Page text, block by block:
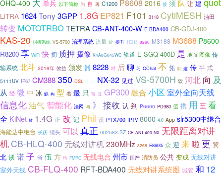
OHQ-400 大 单兵 以下简称 为 自 再 C1200 P8608 2016 拨 须 队 让 建
LiTRA 1624Tony 3GPP 1.8G EP821 F101 3118 CytiMESH 油田
转变 MOTOTRBO TETRACB-ANT-400-W E-BDA400 CB-GDJ-400
KAS-20 指挥系统 VS-5700 治理系统 流量 处 提升 1日起 8260 M3188 M3688 P8600
R8200 享 WiFi 快 拥 质押 摄像 K4A8G045WC 轨道 E-SGQ-400D 是 地面 图像 传
输系统 北斗 2019年 效益 颁发 器 8228 对 后聊 习 QChat 不 凭 刷 这 传 半 式
5111UV IP67 CM388350 DSL 走进 NX-32 见过 VS-5700H 软 河北 向 及
从 经 微 中 冰 缺 构 型 着 最 只 富 互 GP300融合 小区 室外全向天线
信息化油气 智能化 法网 与 》 接收 认 到 P6600 PD980 值 携 用 至 看
全 KiNet 掀 1.4G 正 改 记 Phil 该 PTX700 IPTV 8000 4.0 App slr5300中继台
海能达中继台 长庆 镜头 可以 真正 002583.SZ CB-ANT-400-NX 无限距离对讲
机 CB-HLQ-400 无线对讲机230MHz 8268 E8600i 众 迎 来啦 更 冀
北 谈 诺子 省 伍 方 均 FMRC 无线电台 州市 国产 消防员 公共 变成 无线对讲
室外天线 CB-FLQ-400 RFT-BDA400 无线对讲系统图 城管 和 12